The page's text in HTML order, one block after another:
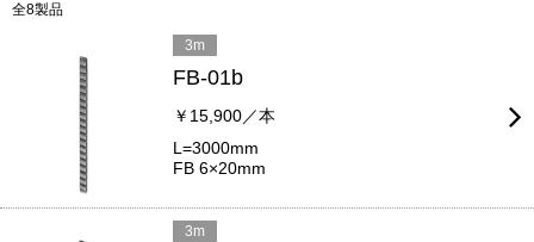
全8製品
3m
FB-01b
￥15,900／本
L=3000mm
FB 6×20mm
3m